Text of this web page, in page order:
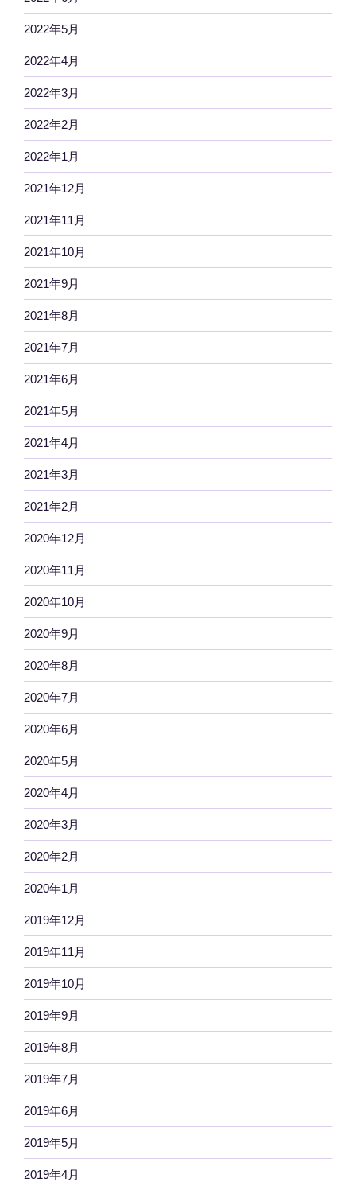
2022年5月
2022年4月
2022年3月
2022年2月
2022年1月
2021年12月
2021年11月
2021年10月
2021年9月
2021年8月
2021年7月
2021年6月
2021年5月
2021年4月
2021年3月
2021年2月
2020年12月
2020年11月
2020年10月
2020年9月
2020年8月
2020年7月
2020年6月
2020年5月
2020年4月
2020年3月
2020年2月
2020年1月
2019年12月
2019年11月
2019年10月
2019年9月
2019年8月
2019年7月
2019年6月
2019年5月
2019年4月